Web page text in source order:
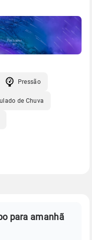
Pressão
de Chuva
para amanhã